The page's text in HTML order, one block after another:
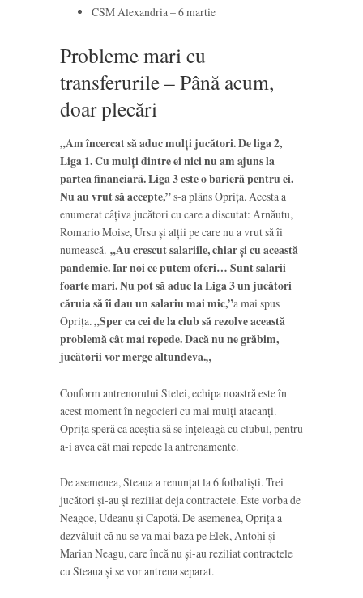
CSM Alexandria – 6 martie
Probleme mari cu
transferurile – Până acum,
doar plecări
„Am încercat să aduc mulți jucători. De liga 2,
Liga 1. Cu mulți dintre ei nici nu am ajuns la
partea financiară. Liga 3 este o barieră pentru ei.
Nu au vrut să accepte,”s-a plâns Oprița. Acesta a
enumerat câțiva jucători cu care a discutat: Arnăutu,
Romario Moise, Ursu și alții pe care nu a vrut să îi
numească. „Au crescut salariile, chiar și cu această
pandemie. Iar noi ce putem oferi… Sunt salarii
foarte mari. Nu pot să aduc la Liga 3 un jucători
căruia să îi dau un salariu mai mic,”a mai spus
Oprița.„Sper ca cei de la club să rezolve această
problemă cât mai repede. Dacă nu ne grăbim,
jucătorii vor merge altundeva.„
Conform antrenorului Stelei, echipa noastră este în
acest moment în negocieri cu mai mulți atacanți.
Oprița speră ca aceștia să se înțeleagă cu clubul, pentru
a-i avea cât mai repede la antrenamente.
De asemenea, Steaua a renunțat la 6 fotbaliști. Trei
jucători și-au și reziliat deja contractele. Este vorba de
Neagoe, Udeanu și Capotă. De asemenea, Oprița a
dezvăluit că nu se va mai baza pe Elek, Antohi și
Marian Neagu, care încă nu și-au reziliat contractele
cu Steaua și se vor antrena separat.